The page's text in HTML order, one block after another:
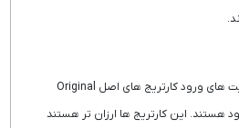
در حال حاضر به دلیل محدودیت های ورود کارتریج های اصل Original
هستند. این کارتریج ها ارزان تر هستند